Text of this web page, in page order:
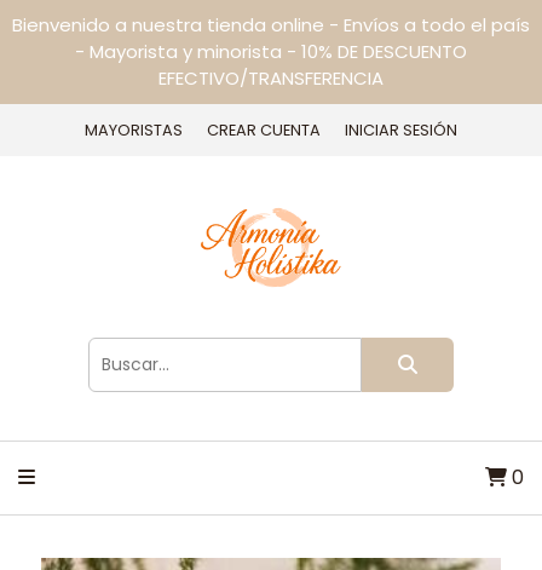
Bienvenido a nuestra tienda online - Envíos a todo el país
- Mayorista y minorista - 10% DE DESCUENTO
EFECTIVO/TRANSFERENCIA
MAYORISTAS CREAR CUENTA INICIAR SESIÓN
0